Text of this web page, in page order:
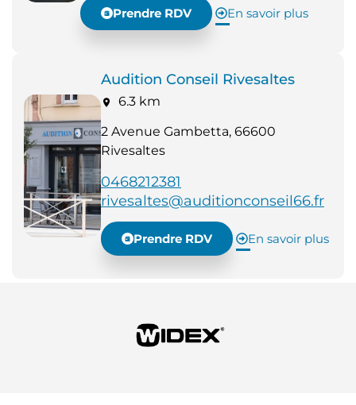
Prendre RDV En savoir plus
Audition Conseil Rivesaltes
6.3 km
2 Avenue Gambetta, 66600
Rivesaltes
0468212381
rivesaltes@auditionconseil66.fr
Prendre RDV En savoir plus